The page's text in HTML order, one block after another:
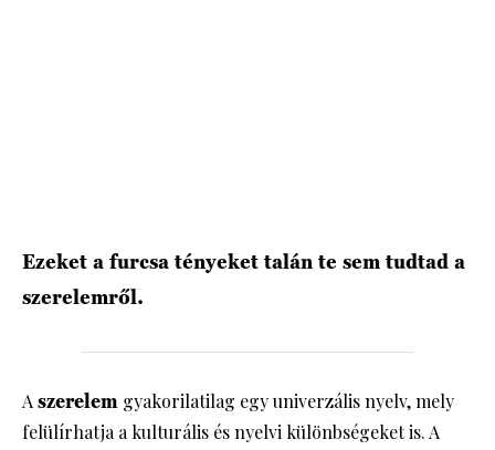
Ezeket a furcsa tényeket talán te sem tudtad a
szerelemről.
Aszerelem gyakorilatilag egy univerzális nyelv, mely
felülírhatja a kulturális és nyelvi különbségeket is. A